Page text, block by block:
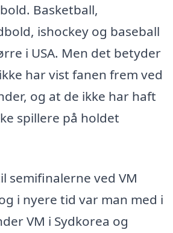
Basketball,
ishockey og baseball
i USA. Men det betyder
har vist fanen frem ved
og at de ikke har haft
spillere på holdet
semifinalerne ved VM
i nyere tid var man med i
VM i Sydkorea og